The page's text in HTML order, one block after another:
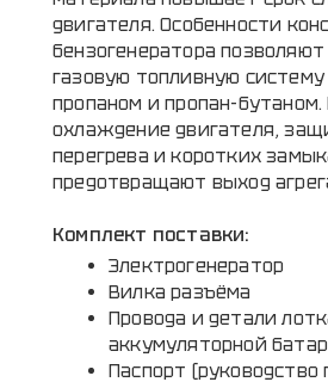
двигателя. Особенности
бензогенератора
газовую топливную систему
пропаном и пропан-
охлаждение двигателя,
перегрева и коротких
предотвращают выход
Комплект поставки:
Электрогенератор
Вилка разъёма
Провода и детали
аккумуляторной
Паспорт (руководство